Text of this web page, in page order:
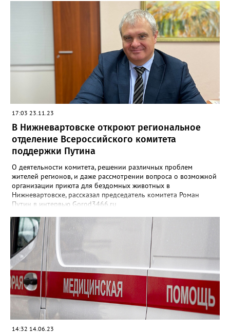
17:03 23.11.23
В Нижневартовске откроют региональное
отделение Всероссийского комитета
поддержки Путина
О деятельности комитета, решении различных проблем
жителей регионов, и даже рассмотрении вопроса о возможной
организации приюта для бездомных животных в
Нижневартовске, рассказал председатель комитета Роман
Путин в интервью Gorod3466.ru
14:32 14.06.23